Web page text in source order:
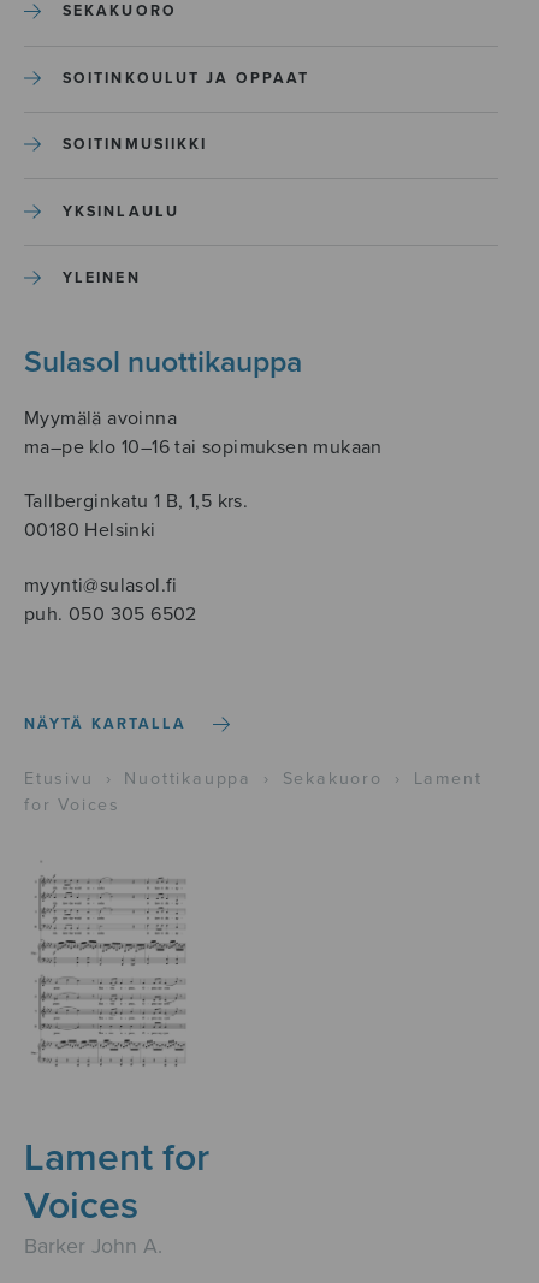
SEKAKUORO
SOITINKOULUT JA OPPAAT
SOITINMUSIIKKI
YKSINLAULU
YLEINEN
Sulasol nuottikauppa
Myymälä avoinna
ma–pe klo 10–16 tai sopimuksen mukaan
Tallberginkatu 1 B, 1,5 krs.
00180 Helsinki
myynti@sulasol.fi
puh. 050 305 6502
NÄYTÄ KARTALLA
Etusivu › Nuottikauppa › Sekakuoro ›
Lament
for Voices
Lament for
Voices
Barker John A.